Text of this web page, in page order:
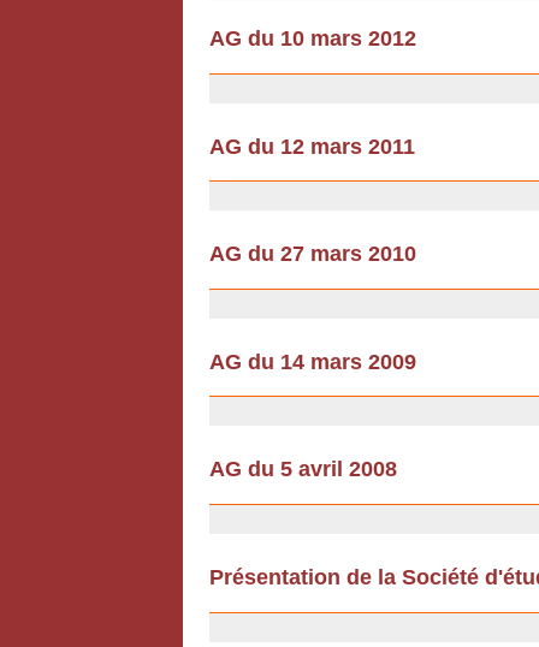
AG du 10 mars 2012
AG du 12 mars 2011
AG du 27 mars 2010
AG du 14 mars 2009
AG du 5 avril 2008
Présentation de la Société